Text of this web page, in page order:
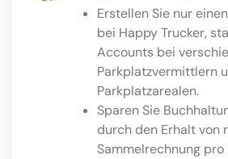
Erstellen Sie nur
bei Happy Trucker,
Accounts bei
Parkplatzvermittlern
Parkplatzarealen.
Sparen Sie
durch den Erhalt von
Sammelrechnung pro